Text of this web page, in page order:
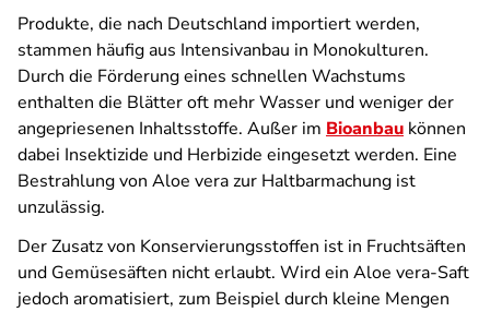
Produkte, die nach Deutschland importiert werden,
stammen häufig aus Intensivanbau in Monokulturen.
Durch die Förderung eines schnellen Wachstums
enthalten die Blätter oft mehr Wasser und weniger der
angepriesenen Inhaltsstoffe. Außer im Bioanbau können
dabei Insektizide und Herbizide eingesetzt werden. Eine
Bestrahlung von Aloe vera zur Haltbarmachung ist
unzulässig.
Der Zusatz von Konservierungsstoffen ist in Fruchtsäften
und Gemüsesäften nicht erlaubt. Wird ein Aloe vera-Saft
jedoch aromatisiert, zum Beispiel durch kleine Mengen